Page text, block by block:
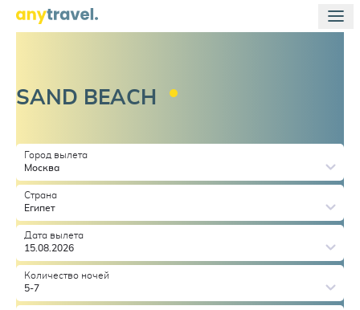
SAND BEACH
Город вылета
Москва
Страна
Египет
Дата вылета
15.08.2026
Количество ночей
5-7